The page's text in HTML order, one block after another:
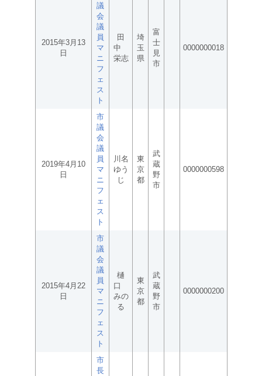
2015年3月13
日
議
会
議
員
マ
ニ
フ
ェ
ス
ト
田
中
栄志
埼
玉
県
富
士
見
市
0000000018
2019年4月10
日
市
議
会
議
員
マ
ニ
フ
ェ
ス
ト
川名
ゆう
じ
東
京
都
武
蔵
野
市
0000000598
2015年4月22
日
市
議
会
議
員
マ
ニ
フ
ェ
ス
ト
樋
口
みの
る
東
京
都
武
蔵
野
市
0000000200
市
長